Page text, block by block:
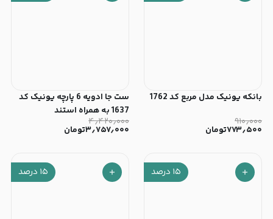
بانکه یونیک مدل مربع کد 1762
۹۱۰٫۰۰۰
۷۷۳٫۵۰۰تومان
ست جا ادویه 6 پارچه یونیک کد
1637 به همراه استند
۴٫۴۲۰٫۰۰۰
۳٫۷۵۷٫۰۰۰تومان
۱۵ درصد ۱۵ درصد